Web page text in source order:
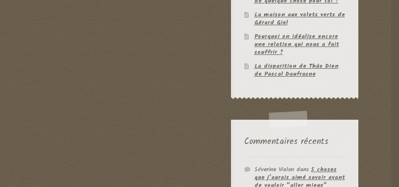
La maison aux volets verts de
Gérard Giel
Pourquoi on idéalise encore
une relation qui nous a fait
souffrir ?
La disparition de Thâo Dien
de Pascal Daufrasne
Commentaires récents
Séverine Vialondans5 choses
que j’aurais aimé savoir avant